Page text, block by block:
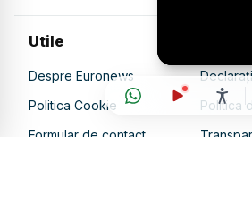
Utile
Despre Euronews
Politica Cookie
Politica
Formular de contact